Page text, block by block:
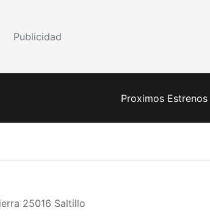
Publicidad
Proximos Estrenos
25016 Saltillo